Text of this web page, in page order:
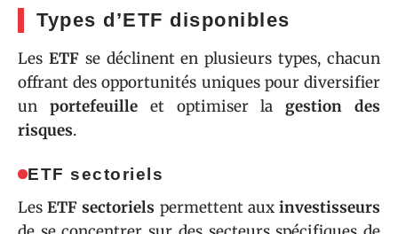
Types d’ETF disponibles
Les ETFse déclinent en plusieurs types, chacun
offrant des opportunités uniques pour diversifier
un portefeuilleet optimiser lagestion des
risques.
ETF sectoriels
LesETF sectoriels permettent auxinvestisseurs